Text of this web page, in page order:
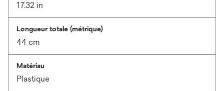
17.32 in
Longueur totale (métrique)
44 cm
Matériau
Plastique